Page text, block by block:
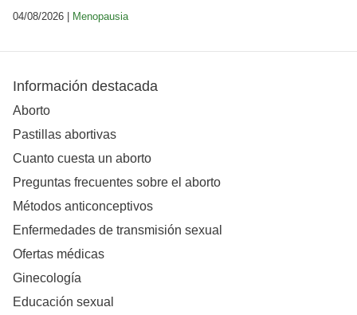
04/08/2026 | Menopausia
Información destacada
Aborto
Pastillas abortivas
Cuanto cuesta un aborto
Preguntas frecuentes sobre el aborto
Métodos anticonceptivos
Enfermedades de transmisión sexual
Ofertas médicas
Ginecología
Educación sexual